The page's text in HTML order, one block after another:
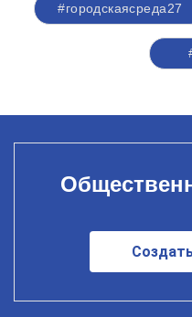
#городскаясреда27